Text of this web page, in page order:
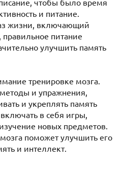
чтобы было время
и питание.
жизни, включающий
питание
улучшить память
тренировке мозга.
и упражнения,
и укреплять память
в себя игры,
новых предметов.
поможет улучшить его
и интеллект.